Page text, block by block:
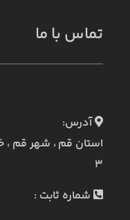
تماس با ما
آدرس:
۳
شماره ثابت :